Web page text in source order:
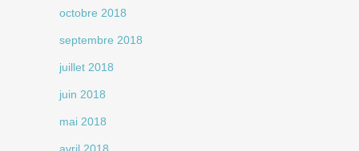
octobre 2018
septembre 2018
juillet 2018
juin 2018
mai 2018